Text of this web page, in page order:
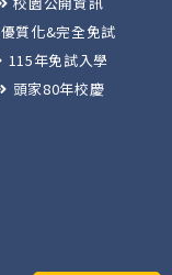
優質化&完全免試
115年免試入學
頭家80年校慶